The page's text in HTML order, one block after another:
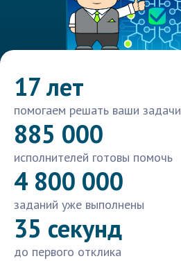
17 лет
помогаем решать ваши задачи
885 000
исполнителей готовы помочь
4 800 000
заданий уже выполнены
35 секунд
до первого отклика